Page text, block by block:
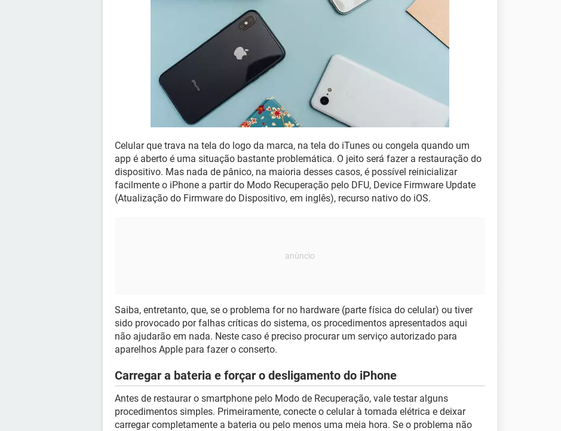
Celular que trava na tela do logo da marca, na tela do iTunes ou congela quando um
app é aberto é uma situação bastante problemática. O jeito será fazer a restauração do
dispositivo. Mas nada de pânico, na maioria desses casos, é possível reinicializar
facilmente o iPhone a partir do Modo Recuperação pelo DFU, Device Firmware Update
(Atualização do Firmware do Dispositivo, em inglês), recurso nativo do iOS.
Saiba, entretanto, que, se o problema for no hardware (parte física do celular) ou tiver
sido provocado por falhas críticas do sistema, os procedimentos apresentados aqui
não ajudarão em nada. Neste caso é preciso procurar um serviço autorizado para
aparelhos Apple para fazer o conserto.
Carregar a bateria e forçar o desligamento do iPhone
Antes de restaurar o smartphone pelo Modo de Recuperação, vale testar alguns
procedimentos simples. Primeiramente, conecte o celular à tomada elétrica e deixar
carregar completamente a bateria ou pelo menos uma meia hora. Se o problema não